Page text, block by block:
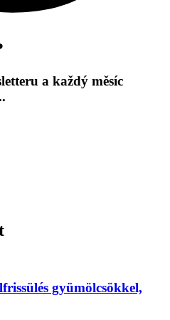
a každý měsíc
gyümölcsökkel,